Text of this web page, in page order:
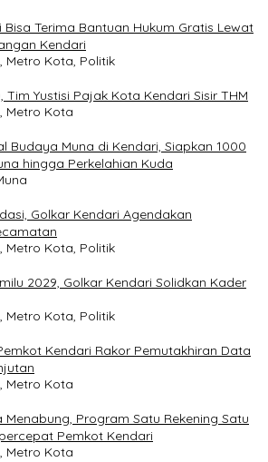
Bisa Terima Bantuan Hukum Gratis Lewat
Kendari
Metro Kota, Politik
Tim Yustisi Pajak Kota Kendari Sisir THM
Metro Kota
Budaya Muna di Kendari, Siapkan 1000
hingga Perkelahian Kuda
Golkar Kendari Agendakan
Metro Kota, Politik
2029, Golkar Kendari Solidkan Kader
Metro Kota, Politik
Kendari Rakor Pemutakhiran Data
Metro Kota
Menabung, Program Satu Rekening Satu
Pemkot Kendari
Metro Kota